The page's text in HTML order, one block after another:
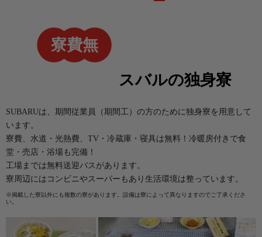
寮費無
スバルの独身寮
SUBARUは、期間従業員（期間工）の方のために独身寮を用意して
います。
寮費、水道・光熱費、TV・冷蔵庫・寝具は無料！冷暖房付きで食
堂・売店・浴場も完備！
工場までは無料送迎バスがあります。
寮周辺にはコンビニやスーパーもあり 生活環境は整っています。
※掲載した寮以外にも複数の寮があります。設備は寮によって異なりますのでご了承くださ
い。